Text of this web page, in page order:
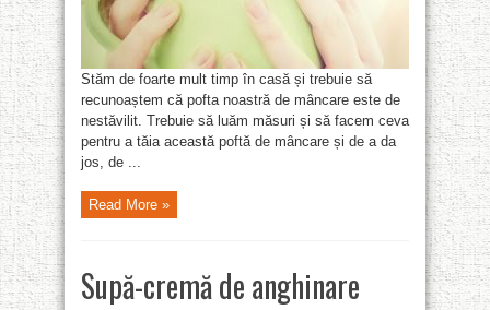
Stăm de foarte mult timp în casă și trebuie să
recunoaștem că pofta noastră de mâncare este de
nestăvilit. Trebuie să luăm măsuri și să facem ceva
pentru a tăia această poftă de mâncare și de a da
jos, de ...
Read More »
Supă-cremă de anghinare